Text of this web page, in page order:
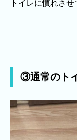
トイレに慣れさせ
③通常のト